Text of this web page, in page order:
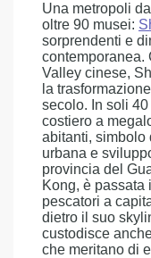
Una metropoli
oltre 90 musei:
sorprendenti e
contemporanea.
Valley cinese,
la
secolo. In soli
costiero a
abitanti, simbolo
urbana e
provincia del
Kong, è
pescatori a
dietro il suo
custodisce
che meritano di